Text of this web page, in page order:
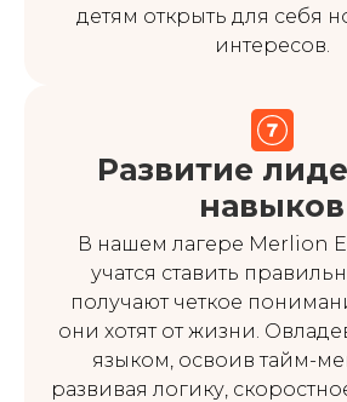
детям открыть для себя
интересов.
Развитие
навыков
В нашем лагере Merlion
учатся ставить
получают четкое
они хотят от жизни.
языком, освоив тайм-
развивая логику,